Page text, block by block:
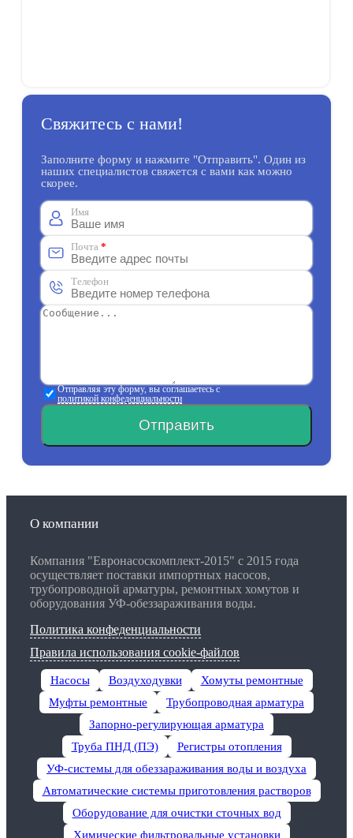
Свяжитесь с нами!
Заполните форму и нажмите "Отправить". Один из
наших специалистов свяжется с вами как можно
скорее.
Имя
Почта *
Телефон
Отправляя эту форму, вы соглашаетесь с
политикой конфеденциальности
Отправить
О компании
Компания "Евронасоскомплект-2015" с 2015 года
осуществляет поставки импортных насосов,
трубопроводной арматуры, ремонтных хомутов и
оборудования УФ-обеззараживания воды.
Политика конфеденциальности
Правила использования cookie-файлов
Насосы Воздуходувки
Хомуты ремонтные
Муфты ремонтные
Трубопроводная арматура
Запорно-регулирующая арматура
Труба ПНД (ПЭ)
Регистры отопления
УФ-системы для обеззараживания воды и воздуха
Автоматические системы приготовления растворов
Оборудование для очистки сточных вод
Химические фильтровальные установки